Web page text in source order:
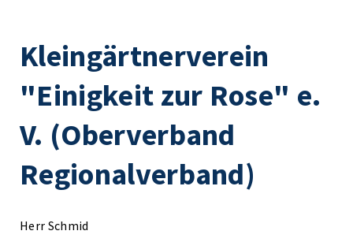
Kleingärtnerverein
"Einigkeit zur Rose" e.
V. (Oberverband
Regionalverband)
Herr Schmid